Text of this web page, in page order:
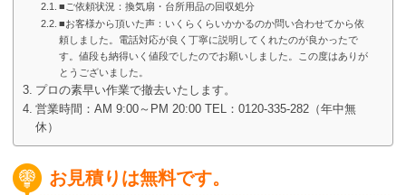
■ご依頼状況：換気扇・台所用品の回収処分
■お客様から頂いた声：いくらくらいかかるのか問い合わせてから依
頼しました。電話対応が良く丁寧に説明してくれたのが良かったで
す。値段も納得いく値段でしたのでお願いしました。この度はありが
とうございました。
プロの素早い作業で撤去いたします。
営業時間：AM 9:00～PM 20:00 TEL：0120-335-282（年中無
休）
お見積りは無料です。